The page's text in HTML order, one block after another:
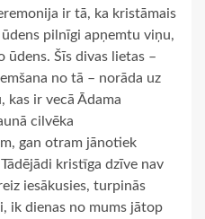
ir tā, ka kristāmais
pilnīgi apņemtu viņu,
ūdens. Šīs divas lietas –
no tā – norāda uz
kas ir vecā Ādama
cilvēka
gan otram jānotiek
kristīga dzīve nav
iesākusies, turpinās
ik dienas no mums jātop